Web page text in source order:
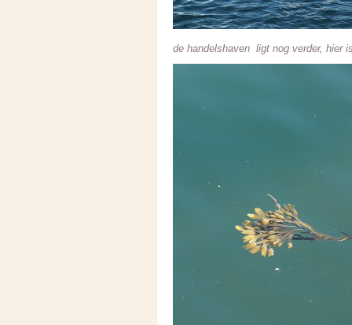
de handelshaven ligt nog verder, hier